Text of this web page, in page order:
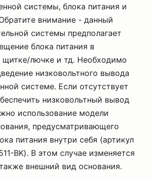
системы, блока питания и
внимание - данный
системы предполагает
блока питания в
щитке/лючке и тд. Необходимо
низковольтного вывода
системе. Если отсутствует
низковольтный вывод
использование модели
предусматривающего
питания внутри себя (артикул
BK). В этом случае изменяется
внешний вид основания.